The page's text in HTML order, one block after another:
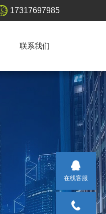
17317697985
联系我们
在线客服